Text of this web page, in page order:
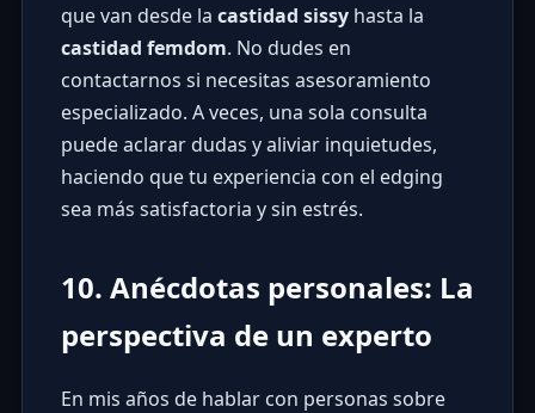
que van desde la castidad sissyhasta la
castidad femdom. No dudes en
contactarnos si necesitas asesoramiento
especializado. A veces, una sola consulta
puede aclarar dudas y aliviar inquietudes,
haciendo que tu experiencia con el edging
sea más satisfactoria y sin estrés.
10. Anécdotas personales: La
perspectiva de un experto
En mis años de hablar con personas sobre